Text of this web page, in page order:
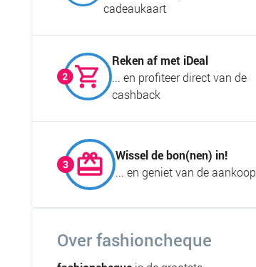
cadeaukaart
Reken af met iDeal
... en profiteer direct van de
cashback
Wissel de bon(nen) in!
... en geniet van de aankoop
Over fashioncheque